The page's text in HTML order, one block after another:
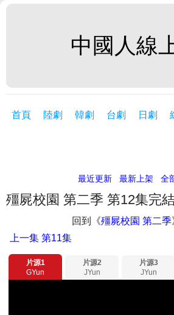
中國人線
首頁 陸劇 韓劇 台劇 日劇
最近更新 最新上架 全
殭屍校園 第二季 第12集完
回到《殭屍校園 第二季
上一集 第11集
片源1
GYun
片源2
JYun
片源3
JYun